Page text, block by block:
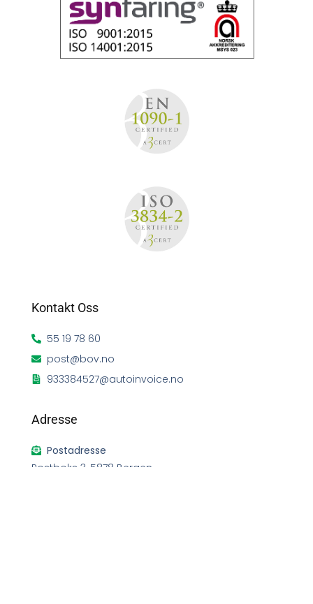
Kontakt Oss
55 19 78 60
post@bov.no
933384527@autoinvoice.no
Adresse
Postadresse
Postboks 3, 5878 Bergen